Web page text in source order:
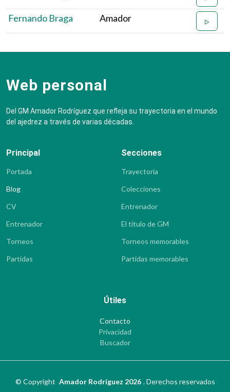
Fernando Braga Amador
Web personal
Del GM Amador Rodríguez que refleja su trayectoria en el mundo
del ajedrez a través de varias décadas.
Principal
Portada
Blog
CV
Entrenador
Torneos
Partidas
Secciones
Trayectoria
Colecciones
Entrenador
El título de GM
Torneos memorables
Partidas memorables
Útiles
Contacto
Privacidad
Buscador
© Copyright Amador Rodríguez 2026 .Derechos reservados